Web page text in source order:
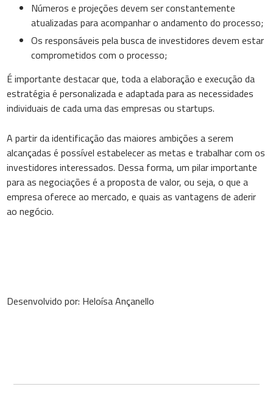
Números e projeções devem ser constantemente
atualizadas para acompanhar o andamento do processo;
Os responsáveis pela busca de investidores devem estar
comprometidos com o processo;
É importante destacar que, toda a elaboração e execução da
estratégia é personalizada e adaptada para as necessidades
individuais de cada uma das empresas ou startups.
A partir da identificação das maiores ambições a serem
alcançadas é possível estabelecer as metas e trabalhar com os
investidores interessados. Dessa forma, um pilar importante
para as negociações é a proposta de valor, ou seja, o que a
empresa oferece ao mercado, e quais as vantagens de aderir
ao negócio.
Desenvolvido por: Heloísa Ançanello